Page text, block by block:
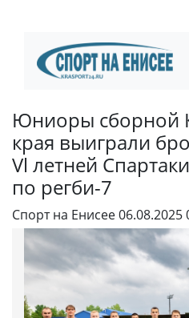
Юниоры сборной
края выиграли
Vl летней
по регби-7
Спорт на Енисее06.08.2025